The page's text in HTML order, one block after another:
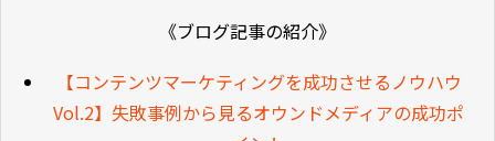
《ブログ記事の紹介》
【コンテンツマーケティングを成功させるノウハウ
Vol.2】失敗事例から見るオウンドメディアの成功ポ